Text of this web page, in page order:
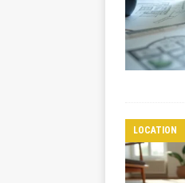
LOCATION